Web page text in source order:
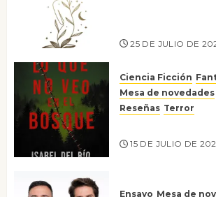
25 DE JULIO DE
Ciencia Ficción
Mesa de novedades
Reseñas Terror
15 DE JULIO DE
Ensayo Mesa de